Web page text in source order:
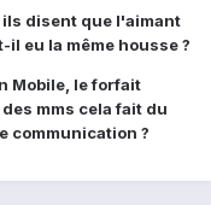
disent que l'aimant
eu la même housse ?
Mobile, le forfait
mms cela fait du
communication ?